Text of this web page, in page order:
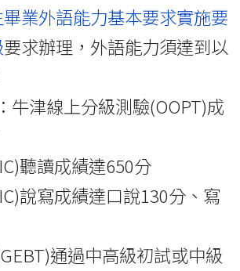
畢業外語能力基本要求實施要
要求辦理，外語能力須達到以
牛津線上分級測驗(OOPT)成
聽讀成績達650分
說寫成績達口說130分、寫
通過中高級初試或中級